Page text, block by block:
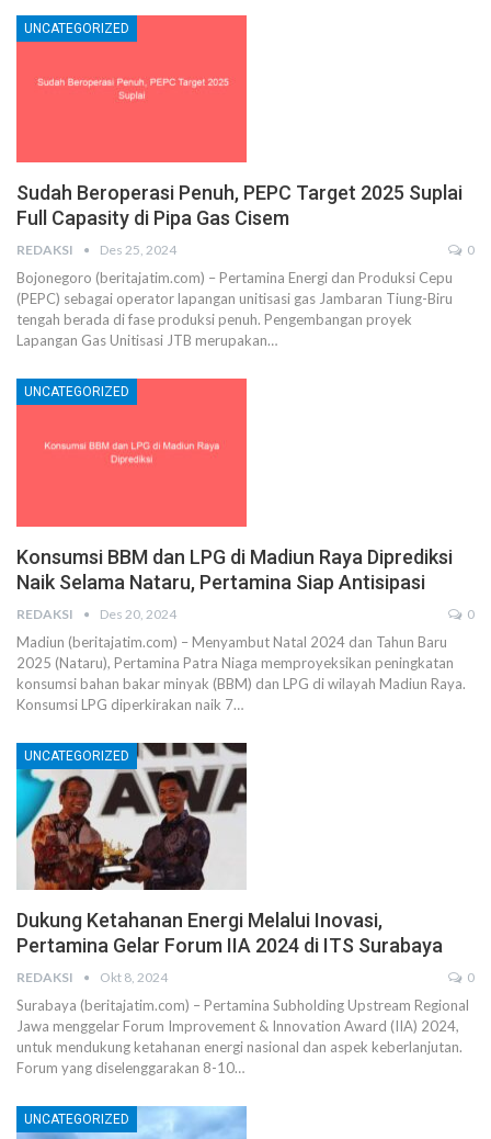
UNCATEGORIZED
Sudah Beroperasi Penuh, PEPC Target 2025 Suplai
Full Capasity di Pipa Gas Cisem
REDAKSI Des 25, 2024 0
Bojonegoro (beritajatim.com) – Pertamina Energi dan Produksi Cepu
(PEPC) sebagai operator lapangan unitisasi gas Jambaran Tiung-Biru
tengah berada di fase produksi penuh. Pengembangan proyek
Lapangan Gas Unitisasi JTB merupakan…
UNCATEGORIZED
Konsumsi BBM dan LPG di Madiun Raya Diprediksi
Naik Selama Nataru, Pertamina Siap Antisipasi
REDAKSI Des 20, 2024 0
Madiun (beritajatim.com) – Menyambut Natal 2024 dan Tahun Baru
2025 (Nataru), Pertamina Patra Niaga memproyeksikan peningkatan
konsumsi bahan bakar minyak (BBM) dan LPG di wilayah Madiun Raya.
Konsumsi LPG diperkirakan naik 7…
UNCATEGORIZED
Dukung Ketahanan Energi Melalui Inovasi,
Pertamina Gelar Forum IIA 2024 di ITS Surabaya
REDAKSI Okt 8, 2024 0
Surabaya (beritajatim.com) – Pertamina Subholding Upstream Regional
Jawa menggelar Forum Improvement & Innovation Award (IIA) 2024,
untuk mendukung ketahanan energi nasional dan aspek keberlanjutan.
Forum yang diselenggarakan 8-10…
UNCATEGORIZED